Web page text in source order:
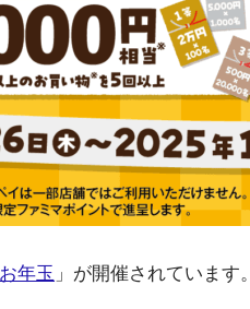
年玉 」が開催されています。